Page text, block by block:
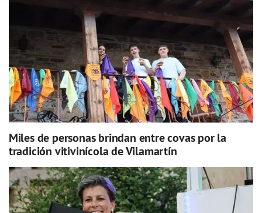
Miles de personas brindan entre covas por la
tradición vitivinícola de Vilamartín